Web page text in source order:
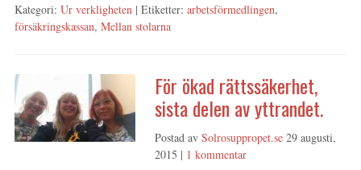
Kategori: Ur verkligheten | Etiketter: arbetsförmedlingen,
försäkringskassan, Mellan stolarna
För ökad rättssäkerhet,
sista delen av yttrandet.
Postad av Solrosuppropet.se 29 augusti,
2015 | 1 kommentar